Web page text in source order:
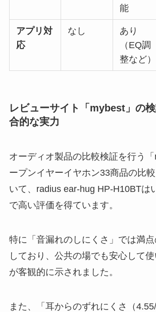
能
アプリ対
応
なし
あり
（EQ調
整など）
レビューサイト「mybest」の
合的な実力
オーディオ製品の比較検証を行う
ープンイヤーイヤホン33商品の比
いて、radius ear-hug HP-H10BTは
で高い評価を得ています。
特に「音漏れのしにくさ」では満
しており、公共の場でも安心して
が客観的に示されました。
また、「耳からのずれにくさ（